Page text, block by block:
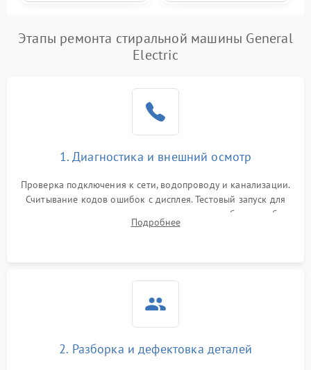
Этапы ремонта стиральной машины General
Electric
1. Диагностика и внешний осмотр
Проверка подключения к сети, водопроводу и канализации.
Считывание кодов ошибок с дисплея. Тестовый запуск для
выявления посторонних шумов, протечек или сбоев в работе
электронного модуля управления.
Подробнее
2. Разборка и дефектовка деталей